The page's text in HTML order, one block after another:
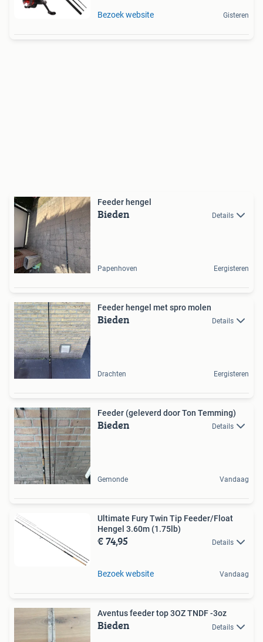
Bezoek website Gisteren
Feeder hengel
Bieden Details
Papenhoven Eergisteren
Feeder hengel met spro molen
Bieden Details
Drachten Eergisteren
Feeder (geleverd door Ton Temming)
Bieden Details
Gemonde Vandaag
Ultimate Fury Twin Tip Feeder/Float
Hengel 3.60m (1.75lb)
€ 74,95 Details
Bezoek website Vandaag
Aventus feeder top 3OZ TNDF -3oz
Bieden Details